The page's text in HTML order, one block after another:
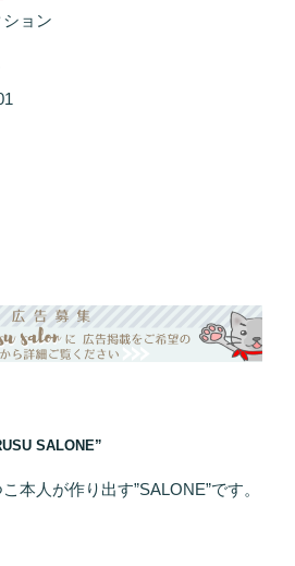
ョン
SALONE”
本人が作り出す”SALONE”です。